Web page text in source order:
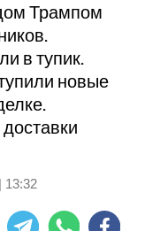
Трампом
в тупик.
новые
13:32